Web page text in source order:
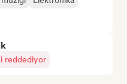
reddediyor